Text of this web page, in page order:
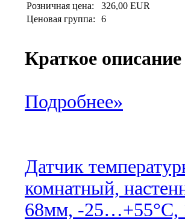
Розничная цена:
326,00 EUR
Ценовая группа:
6
Краткое описание
Подробнее»
Датчик
комнатный,
68мм, -25…+55°C,